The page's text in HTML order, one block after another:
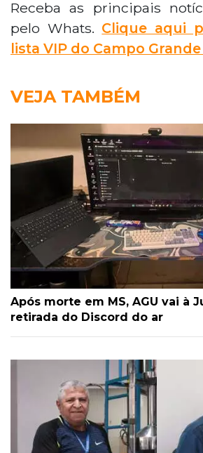
Receba as principais
pelo Whats. Clique aqui
lista VIP do Campo
VEJA TAMBÉM
Após morte em MS, AGU vai à
retirada do Discord do ar